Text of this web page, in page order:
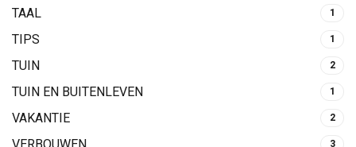
TAAL 1
TIPS 1
TUIN 2
TUIN EN BUITENLEVEN 1
VAKANTIE 2
3